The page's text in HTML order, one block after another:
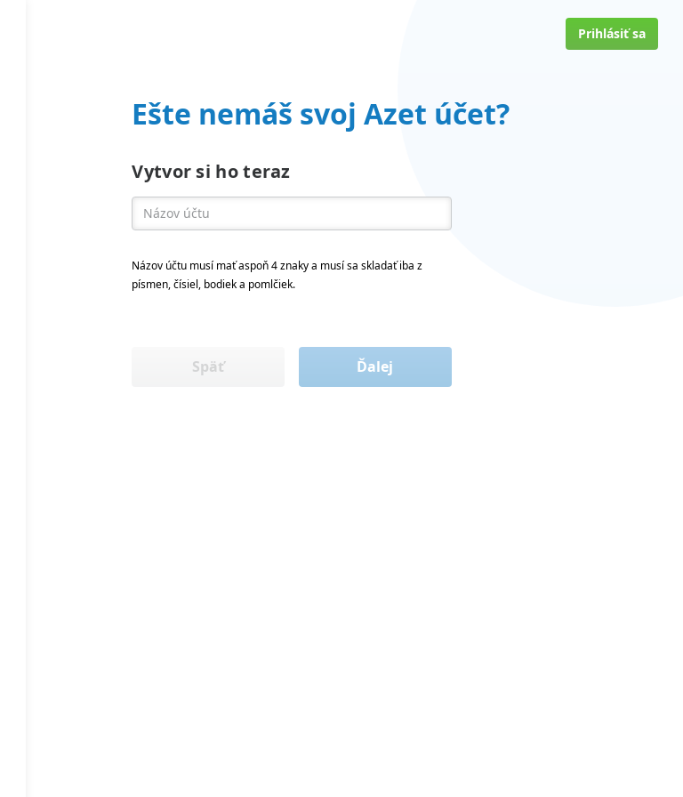
Prihlásiť sa
Ešte nemáš svoj Azet účet?
Vytvor si ho teraz
Názov účtu musí mať aspoň 4 znaky a musí sa skladať iba z
písmen, čísiel, bodiek a pomlčiek.